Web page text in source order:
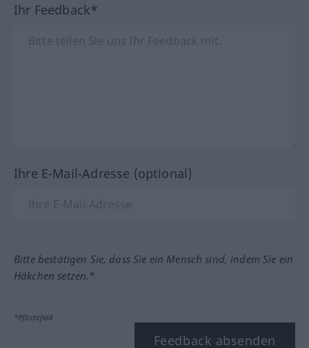
Ihr Feedback*
Ihre E-Mail-Adresse (optional)
Bitte bestätigen Sie, dass Sie ein Mensch sind, indem Sie ein
Häkchen setzen.*
*Pflichtfeld
Feedback absenden